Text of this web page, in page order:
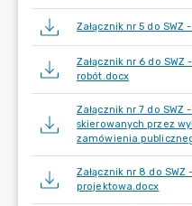
Załącznik nr 5 do
Załącznik nr 6 do
robót.docx
Załącznik nr 7 do SWZ
skierowanych przez
zamówienia
Załącznik nr 8 do
projektowa.docx